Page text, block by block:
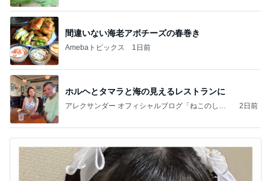
間違いない海老アボチーズの春巻き
Amebaトピックス 1日前
ホルヘとタマラと海の見えるレストランに
アレクサンダー オフィシャルブログ「ねこのしっ
2日前